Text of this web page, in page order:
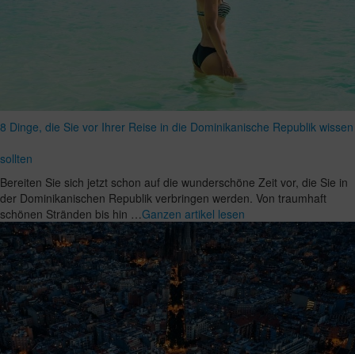
8 Dinge, die Sie vor Ihrer Reise in die Dominikanische Republik wissen
sollten
Bereiten Sie sich jetzt schon auf die wunderschöne Zeit vor, die Sie in
der Dominikanischen Republik verbringen werden. Von traumhaft
schönen Stränden bis hin …Ganzen artikel lesen